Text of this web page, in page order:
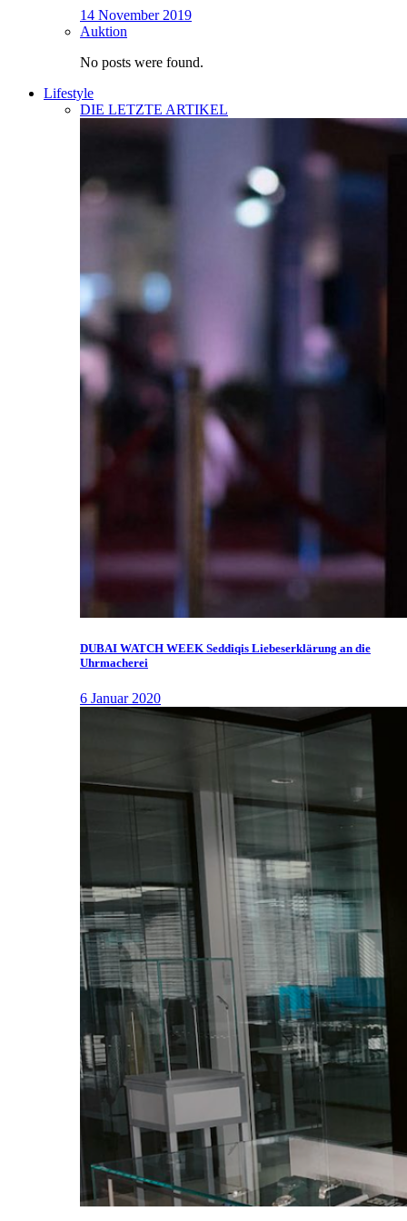
14 November 2019
Auktion
No posts were found.
Lifestyle
DIE LETZTE ARTIKEL
DUBAI WATCH WEEK Seddiqis Liebeserklärung an die
Uhrmacherei
6 Januar 2020